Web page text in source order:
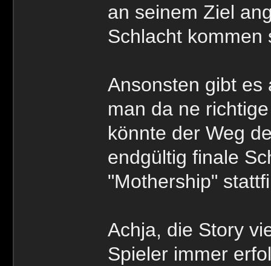
an seinem Ziel
Schlacht kommen
Ansonsten gibt es
man da ne
könnte der Weg
endgültig finale
"Mothership"
Achja, die Story
Spieler immer